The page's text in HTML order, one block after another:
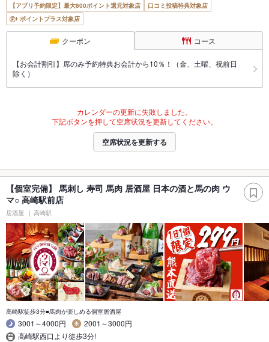
【アプリ予約限定】最大800ポイント還元対象店
口コミ投稿特典対象店
ポイントプラス対象店
クーポン コース
【お会計割引】席のみ予約特典お会計から10％！（金、土曜、祝前日
除く）
カレンダーの更新に失敗しました。
下記ボタンを押して空席状況を更新してください。
空席状況を更新する
【個室完備】 馬刺し 寿司 馬肉 居酒屋 日本の酒と馬の肉 ウ
マ○ 高崎駅前店
居酒屋 高崎駅
高崎駅徒歩3分■馬肉が楽しめる個室居酒屋
3001～4000円
2001～3000円
高崎駅西口より徒歩3分!